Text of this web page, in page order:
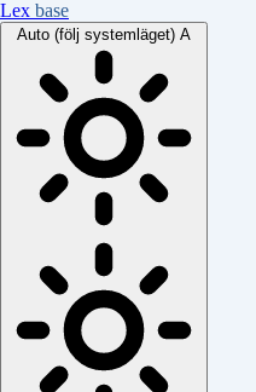
Lex base
Auto (följ systemläget) A